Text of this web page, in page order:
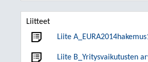
Liitteet
Liite
Liite B_Yritysvaikutusten